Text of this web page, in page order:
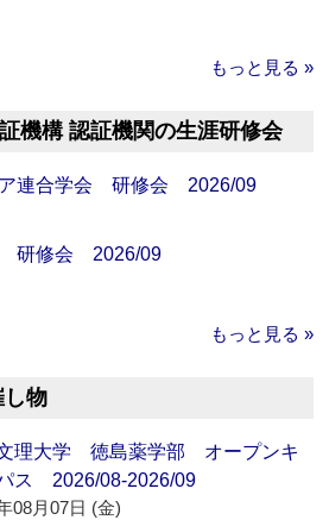
もっと見る »
機構 認証機関の生涯研修会
ア連合学会 研修会 2026/09
研修会 2026/09
もっと見る »
し物
理大学 徳島薬学部 オープンキ
ス 2026/08-2026/09
08月07日 (金)